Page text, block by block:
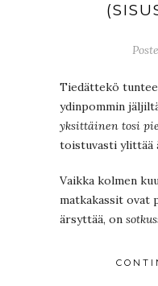
Tiedättekö
ydinpommin
yksittäinen tosi
toistuvasti ylittää
Vaikka kolmen
matkakassit ovat
ärsyttää, on